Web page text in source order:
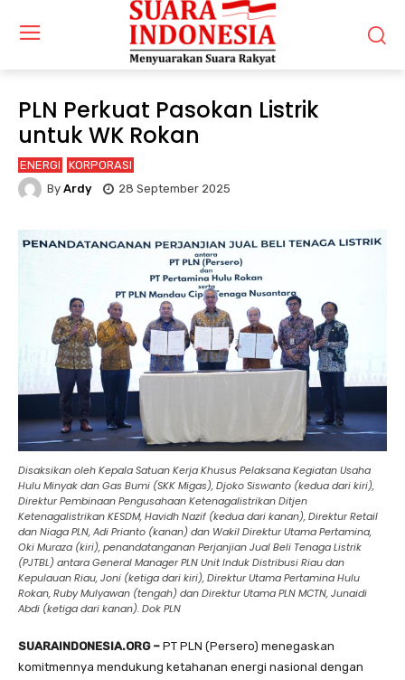
PLN Perkuat Pasokan Listrik
untuk WK Rokan
ENERGI
KORPORASI
By Ardy 28 September 2025
Disaksikan oleh Kepala Satuan Kerja Khusus Pelaksana Kegiatan Usaha
Hulu Minyak dan Gas Bumi (SKK Migas), Djoko Siswanto (kedua dari kiri),
Direktur Pembinaan Pengusahaan Ketenagalistrikan Ditjen
Ketenagalistrikan KESDM, Havidh Nazif (kedua dari kanan), Direktur Retail
dan Niaga PLN, Adi Prianto (kanan) dan Wakil Direktur Utama Pertamina,
Oki Muraza (kiri), penandatanganan Perjanjian Jual Beli Tenaga Listrik
(PJTBL) antara General Manager PLN Unit Induk Distribusi Riau dan
Kepulauan Riau, Joni (ketiga dari kiri), Direktur Utama Pertamina Hulu
Rokan, Ruby Mulyawan (tengah) dan Direktur Utama PLN MCTN, Junaidi
Abdi (ketiga dari kanan). Dok PLN
SUARAINDONESIA.ORG – PT PLN (Persero) menegaskan
komitmennya mendukung ketahanan energi nasional dengan